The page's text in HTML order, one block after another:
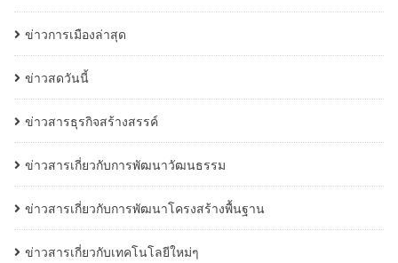
ข่าวการเมืองล่าสุด
ข่าวสดวันนี้
ข่าวสารธุรกิจสร้างสรรค์
ข่าวสารเกี่ยวกับการพัฒนาวัฒนธรรม
ข่าวสารเกี่ยวกับการพัฒนาโครงสร้างพื้นฐาน
ข่าวสารเกี่ยวกับเทคโนโลยีใหม่ๆ